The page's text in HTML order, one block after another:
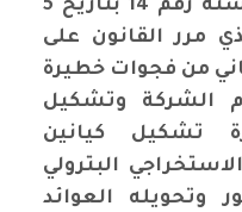
صوت مجلس النواب بجلسته رقم 14 بتاريخ 5
الذي مرر القانون على
من فجوات خطيرة
الشركة وتشكيل
تشكيل كيانين
البترولي
وتحويله العوائد